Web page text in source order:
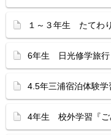
１～３年生 たてわ
6年生 日光修学旅行
4.5年三浦宿泊体験
4年生 校外学習『ご